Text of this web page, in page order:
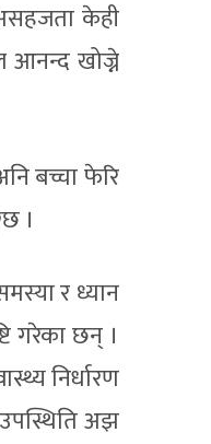
केही
आनन्द खोज्ने
बच्चा फेरि
।
र ध्यान
गरेका छन् ।
निर्धारण
उपस्थिति अझ